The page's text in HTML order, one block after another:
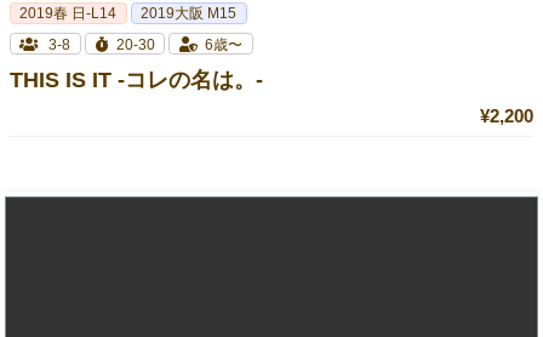
2019春 日-L14
2019大阪 M15
3-8
20-30 6歳〜
THIS IS IT -コレの名は。-
¥2,200